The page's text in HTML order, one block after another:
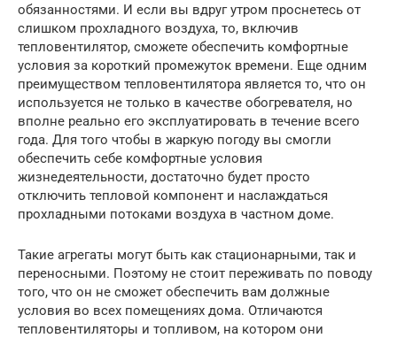
обязанностями. И если вы вдруг утром проснетесь от
слишком прохладного воздуха, то, включив
тепловентилятор, сможете обеспечить комфортные
условия за короткий промежуток времени. Еще одним
преимуществом тепловентилятора является то, что он
используется не только в качестве обогревателя, но
вполне реально его эксплуатировать в течение всего
года. Для того чтобы в жаркую погоду вы смогли
обеспечить себе комфортные условия
жизнедеятельности, достаточно будет просто
отключить тепловой компонент и наслаждаться
прохладными потоками воздуха в частном доме.
Такие агрегаты могут быть как стационарными, так и
переносными. Поэтому не стоит переживать по поводу
того, что он не сможет обеспечить вам должные
условия во всех помещениях дома. Отличаются
тепловентиляторы и топливом, на котором они